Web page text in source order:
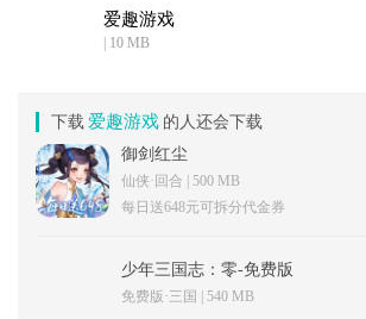
爱趣游戏
| 10 MB
下载 爱趣游戏 的人还会下载
御剑红尘
仙侠·回合 | 500 MB
每日送648元可拆分代金券
少年三国志：零-免费版
免费版·三国 | 540 MB